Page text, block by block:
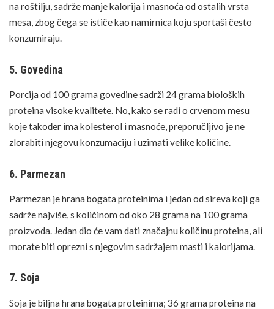
na roštilju, sadrže manje kalorija i masnoća od ostalih vrsta
mesa, zbog čega se ističe kao namirnica koju sportaši često
konzumiraju.
5. Govedina
Porcija od 100 grama govedine sadrži 24 grama bioloških
proteina visoke kvalitete. No, kako se radi o crvenom mesu
koje također ima kolesterol i masnoće, preporučljivo je ne
zlorabiti njegovu konzumaciju i uzimati velike količine.
6. Parmezan
Parmezan je hrana bogata proteinima i jedan od sireva koji ga
sadrže najviše, s količinom od oko 28 grama na 100 grama
proizvoda. Jedan dio će vam dati značajnu količinu proteina, ali
morate biti oprezni s njegovim sadržajem masti i kalorijama.
7. Soja
Soja je biljna hrana bogata proteinima; 36 grama proteina na